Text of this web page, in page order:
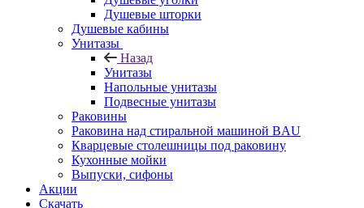
Душевые шторки
Душевые кабины
Унитазы
Назад
Унитазы
Напольные унитазы
Подвесные унитазы
Раковины
Раковина над стиральной машиной BAU
Кварцевые столешницы под раковину
Кухонные мойки
Выпуски, сифоны
Акции
Скачать